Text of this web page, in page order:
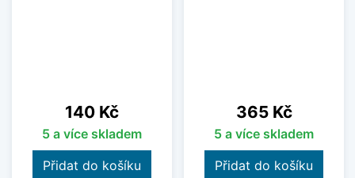
Cena
140 Kč
5 a více skladem
Přidat do košíku
Cena
365 Kč
5 a více skladem
Přidat do košíku